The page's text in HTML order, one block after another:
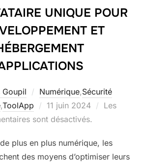
UNIQUE POUR
ET
Goupil Numérique,Sécurité
,ToolApp
Publié
le
11 juin 2024
Les
sont désactivés.
plus en plus numérique, les
des moyens d’optimiser leurs